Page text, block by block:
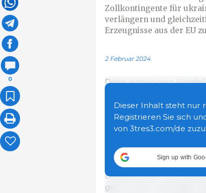
0
Zollkontingente für
verlängern und
Erzeugnisse aus der EU
2 Februar 2024
Diese autonomen
Wirtschaft. Die
ukrainische Hersteller
ungerechtfertigten
Während die
für die Ukraine zum Ziel
Landwirtinnen und
geht mit der
Dieser Inhalt steht nur
Registrieren Sie sich
von 3tres3.com/de
Sign up with